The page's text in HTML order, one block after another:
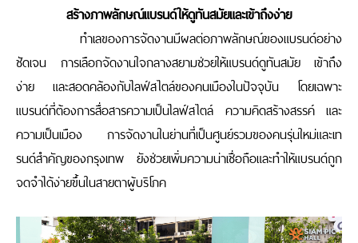
สร้างภาพลักษณ์แบรนด์ให้ดูทันสมัยและเข้าถึงง่าย
ทำเลของการจัดงานมีผลต่อภาพลักษณ์ของแบรนด์อย่าง
ชัดเจน การเลือกจัดงานใจกลางสยามช่วยให้แบรนด์ดูทันสมัย เข้าถึง
ง่าย และสอดคล้องกับไลฟ์สไตล์ของคนเมืองในปัจจุบัน โดยเฉพาะ
แบรนด์ที่ต้องการสื่อสารความเป็นไลฟ์สไตล์ ความคิดสร้างสรรค์ และ
ความเป็นเมือง การจัดงานในย่านที่เป็นศูนย์รวมของคนรุ่นใหม่และเท
รนด์สำคัญของกรุงเทพ ยังช่วยเพิ่มความน่าเชื่อถือและทำให้แบรนด์ถูก
จดจำได้ง่ายขึ้นในสายตาผู้บริโภค